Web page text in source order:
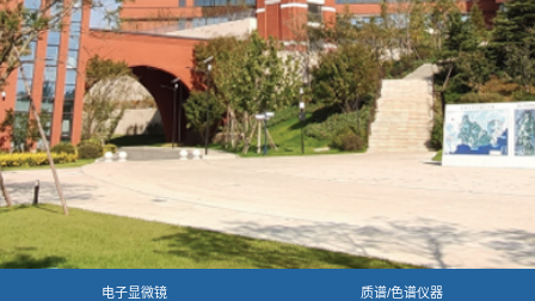
电子显微镜 质谱/色谱仪器